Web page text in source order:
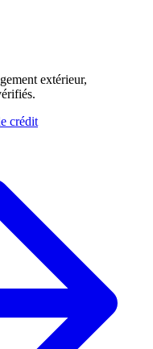
extérieur,
crédit